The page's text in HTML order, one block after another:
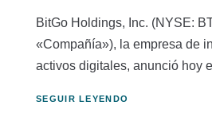
BitGo Holdings, Inc. (NYSE:
«Compañía»), la empresa de
activos digitales, anunció hoy
SEGUIR LEYENDO